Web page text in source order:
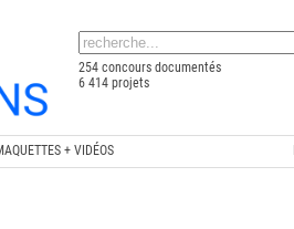
254 concours documentés
6 414 projets
+ VIDÉOS